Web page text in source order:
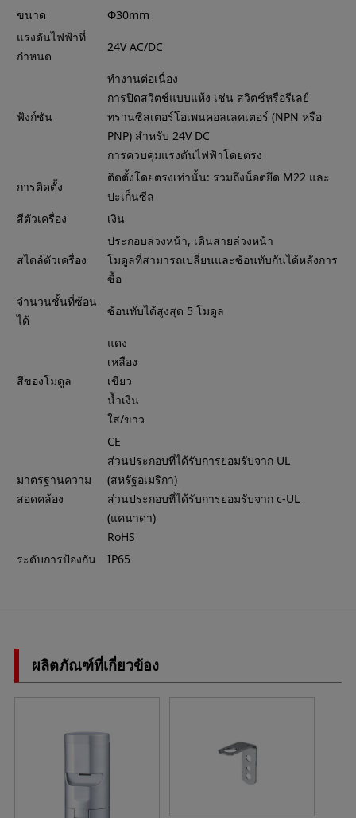
ขนาด
Φ30mm
แรงดันไฟฟ้าที่
กำหนด
24V AC/DC
ฟังก์ชัน
ทำงานต่อเนื่อง
การปิดสวิตช์แบบแห้ง เช่น สวิตช์หรือรีเลย์
ทรานซิสเตอร์โอเพนคอลเลคเตอร์ (NPN หรือ
PNP) สำหรับ 24V DC
การควบคุมแรงดันไฟฟ้าโดยตรง
การติดตั้ง
ติดตั้งโดยตรงเท่านั้น: รวมถึงน็อตยึด M22 และ
ปะเก็นซีล
สีตัวเครื่อง
เงิน
สไตล์ตัวเครื่อง
ประกอบล่วงหน้า, เดินสายล่วงหน้า
โมดูลที่สามารถเปลี่ยนและซ้อนทับกันได้หลังการ
ซื้อ
จำนวนชั้นที่ซ้อน
ได้
ซ้อนทับได้สูงสุด 5 โมดูล
สีของโมดูล
แดง
เหลือง
เขียว
น้ำเงิน
ใส/ขาว
มาตรฐานความ
สอดคล้อง
CE
ส่วนประกอบที่ได้รับการยอมรับจาก UL
(สหรัฐอเมริกา)
ส่วนประกอบที่ได้รับการยอมรับจาก c-UL
(แคนาดา)
RoHS
ระดับการป้องกัน
IP65
ผลิตภัณฑ์ที่เกี่ยวข้อง